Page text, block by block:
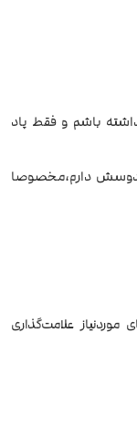
باشم و فقط پاد
دوسش دارم،مخصوصا
علامت‌گذاری